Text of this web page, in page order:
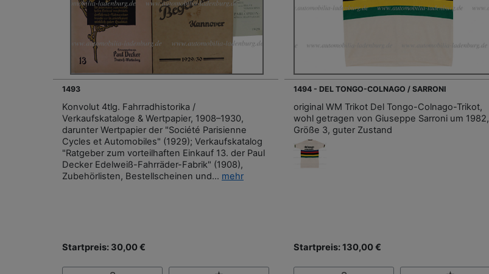
1493
Konvolut 4tlg. Fahrradhistorika /
Verkaufskataloge & Wertpapier, 1908–1930,
darunter Wertpapier der "Société Parisienne
Cycles et Automobiles" (1929); Verkaufskatalog
"Ratgeber zum vorteilhaften Einkauf 13. der Paul
Decker Edelweiß-Fahrräder-Fabrik" (1908),
Zubehörlisten, Bestellscheinen und... mehr
Startpreis: 30,00 €
1494 - DEL TONGO-COLNAGO / SARRONI
original WM Trikot Del Tongo-Colnago-Trikot,
wohl getragen von Giuseppe Sarroni um 1982,
Größe 3, guter Zustand
Startpreis: 130,00 €